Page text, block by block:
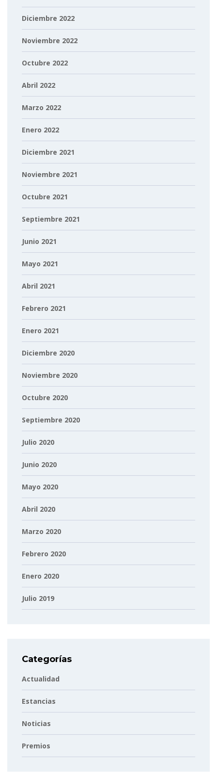
Diciembre 2022
Noviembre 2022
Octubre 2022
Abril 2022
Marzo 2022
Enero 2022
Diciembre 2021
Noviembre 2021
Octubre 2021
Septiembre 2021
Junio 2021
Mayo 2021
Abril 2021
Febrero 2021
Enero 2021
Diciembre 2020
Noviembre 2020
Octubre 2020
Septiembre 2020
Julio 2020
Junio 2020
Mayo 2020
Abril 2020
Marzo 2020
Febrero 2020
Enero 2020
Julio 2019
Categorías
Actualidad
Estancias
Noticias
Premios